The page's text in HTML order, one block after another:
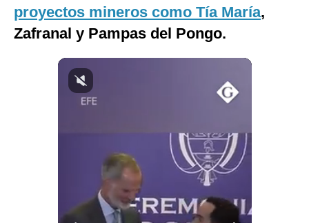
Somos?
Términos
Condiciones
proyectos mineros como Tía María,
Zafranal y Pampas del Pongo.